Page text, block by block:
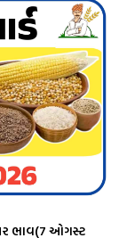
ભાવ(7 ઓગસ્ટ